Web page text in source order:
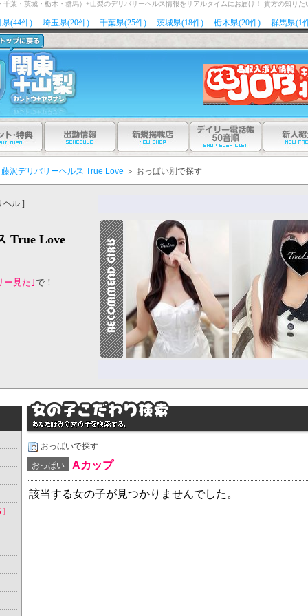
葉・茨城・栃木・群馬）+山梨のデリバリーヘルス情報をリアルタイムにお届け！ 貴方の知りた
(44件) 埼玉県(20件) 千葉県(25件) 茨城県(18件) 栃木県(20件) 群馬県(1
藤沢デリバリーヘルス True Love ＞ おっぱい別で探す
ヘル ]
True Love
ー見た｣で！
おっぱいで探す
おっぱい
Aカップ
該当する女の子が見つかりませんでした。